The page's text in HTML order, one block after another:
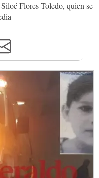
Flores Toledo, quien se